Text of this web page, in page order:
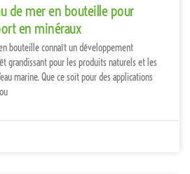
de mer en bouteille pour
en minéraux
en bouteille connaît un développement
grandissant pour les produits naturels et les
marine. Que ce soit pour des applications